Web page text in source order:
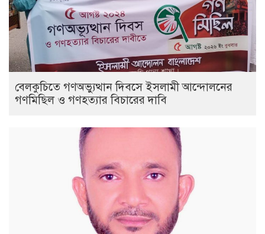
বেলকুচিতে গণঅভ্যুত্থান দিবসে ইসলামী আন্দোলনের
গণমিছিল ও গণহত্যার বিচারের দাবি